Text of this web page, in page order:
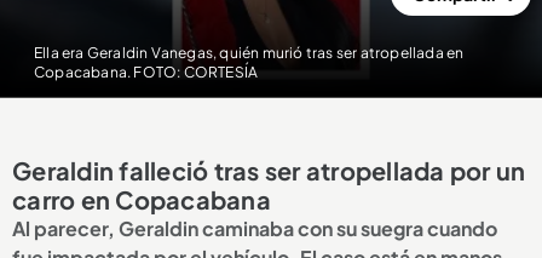
Ella era Geraldin Vanegas, quién murió tras ser atropellada en
Copacabana. FOTO: CORTESÍA
Geraldin falleció tras ser atropellada por un
carro en Copacabana
Al parecer, Geraldin caminaba con su suegra cuando